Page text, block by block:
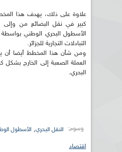
علاوة على ذلك، يهدف هذا
كبير في نقل البضائع من وإلى
الأسطول البحري الوطني
التبادلات التجارية للجزائر.
ومن شأن هذا المخطط أيضا أن
العملة الصعبة إلى الخارج بشكل
البحري.
وسوم: النقل البحري, الأسطول
اقتصاد